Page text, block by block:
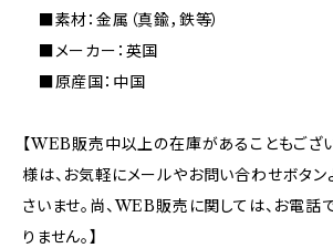
■素材：金属（真鍮，鉄等）
■メーカー：英国
■原産国：中国
【WEB販売中以上の在庫があることもござ
様は、お気軽にメールやお問い合わせボタ
さいませ。尚、WEB販売に関しては、お電話
りません。】